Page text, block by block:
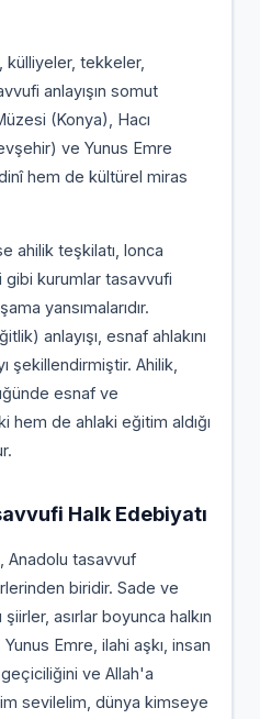
külliyeler, tekkeler,
anlayışın somut
(Konya), Hacı
ve Yunus Emre
hem de kültürel miras
ahilik teşkilatı, lonca
kurumlar tasavvufi
yansımalarıdır.
anlayışı, esnaf ahlakını
şekillendirmiştir. Ahilik,
esnaf ve
hem de ahlaki eğitim aldığı
Halk Edebiyatı
Anadolu tasavvuf
biridir. Sade ve
asırlar boyunca halkın
Emre, ilahi aşkı, insan
ve Allah'a
sevilelim, dünya kimseye